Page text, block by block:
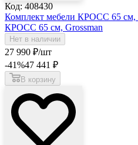
Код: 408430
Комплект мебели КРОСС 65 см,
КРОСС 65 см, Grossman
Нет в наличии
27 990 ₽/шт
-41%47 441 ₽
В корзину